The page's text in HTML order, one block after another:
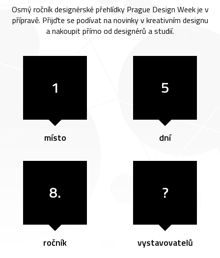
Osmý ročník designérské přehlídky Prague Design Week je v
přípravě. Přijďte se podívat na novinky v kreativním designu
a nakoupit přímo od designérů a studií.
1
místo
5
dní
8.
ročník
?
vystavovatelů